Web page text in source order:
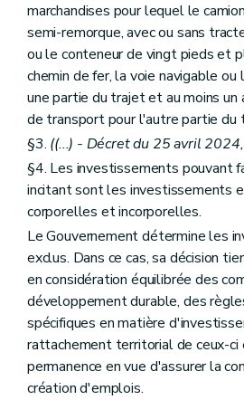
marchandises pour lequel le
semi-remorque, avec ou sans
ou le conteneur de vingt pieds et
chemin de fer, la voie navigable ou
une partie du trajet et au moins un
de transport pour l'autre partie du
§3. ((...) - Décret du 25 avril
§4. Les investissements pouvant
incitant sont les investissements
corporelles et incorporelles.
Le Gouvernement détermine les
exclus. Dans ce cas, sa décision
en considération équilibrée des
développement durable, des
spécifiques en matière
rattachement territorial de ceux-ci
permanence en vue d'assurer la
création d'emplois.